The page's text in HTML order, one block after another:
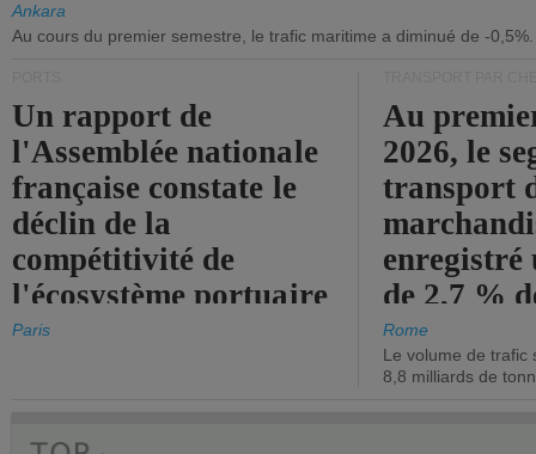
Ankara
Au cours du premier semestre, le trafic maritime a diminué de -0,5%.
Un rapport de
l'Assemblée nationale
française constate le
déclin de la
compétitivité de
l'écosystème portuaire
de l'État.
Paris
Au
2026, le
transport
enregistré
de 2,7 %
chiffre
Rome
Le volume de trafic
8,8 milliards de